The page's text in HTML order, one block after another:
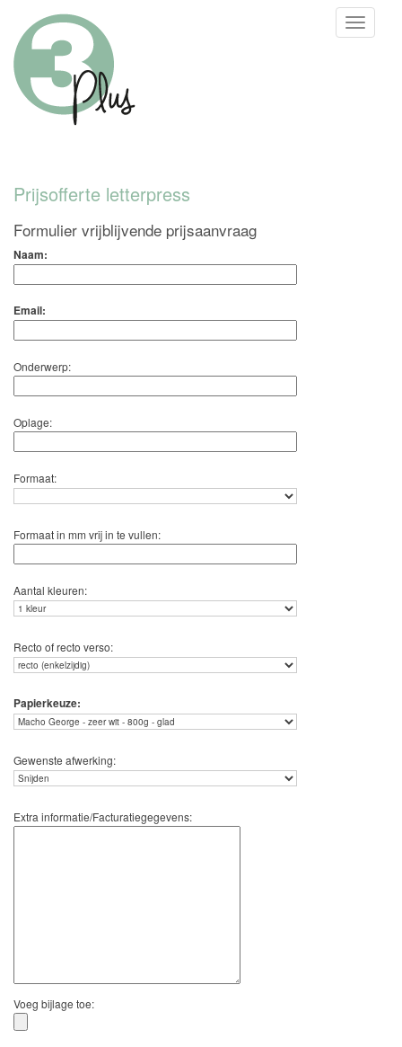
Toggle
Prijsofferte letterpress
Formulier vrijblijvende prijsaanvraag
Naam:
Email:
Onderwerp:
Oplage:
Formaat:
Formaat in mm vrij in te vullen:
Aantal kleuren:
Recto of recto verso:
Papierkeuze:
Gewenste afwerking:
Extra informatie/Facturatiegegevens:
Voeg bijlage toe: